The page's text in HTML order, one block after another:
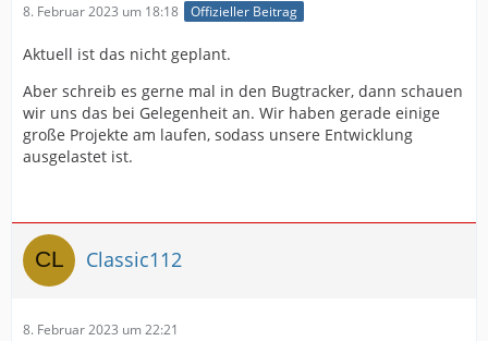
8. Februar 2023 um 18:18 Offizieller Beitrag
Aktuell ist das nicht geplant.
Aber schreib es gerne mal in den Bugtracker, dann schauen
wir uns das bei Gelegenheit an. Wir haben gerade einige
große Projekte am laufen, sodass unsere Entwicklung
ausgelastet ist.
Classic112
8. Februar 2023 um 22:21